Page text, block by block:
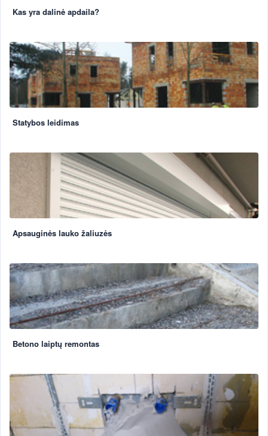
Kas yra dalinė apdaila?
Statybos leidimas
Apsauginės lauko žaliuzės
Betono laiptų remontas